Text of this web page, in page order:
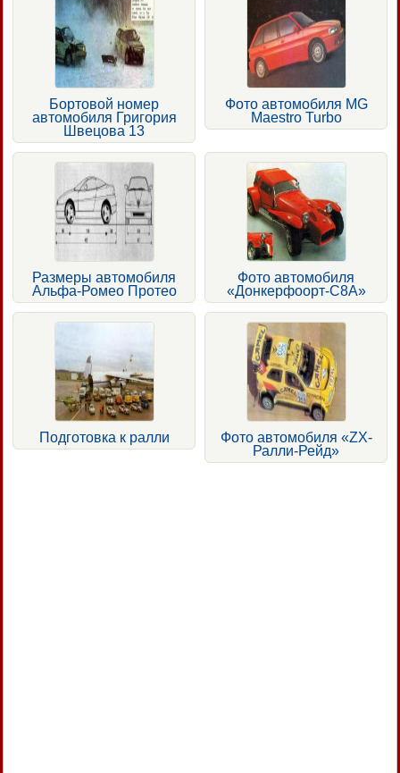
Бортовой номер
автомобиля Григория
Швецова 13
Фото автомобиля MG
Maestro Turbo
Размеры автомобиля
Альфа-Ромео Протео
Фото автомобиля
«Донкерфоорт-С8А»
Подготовка к ралли
Фото автомобиля «ZX-
Ралли-Рейд»